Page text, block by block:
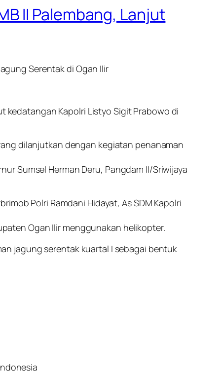
II Palembang, Lanjut
Serentak di Ogan Ilir
kedatangan Kapolri Listyo Sigit Prabowo di
dilanjutkan dengan kegiatan penanaman
Sumsel Herman Deru, Pangdam II/Sriwijaya
Polri Ramdani Hidayat, As SDM Kapolri
Ogan Ilir menggunakan helikopter.
jagung serentak kuartal I sebagai bentuk